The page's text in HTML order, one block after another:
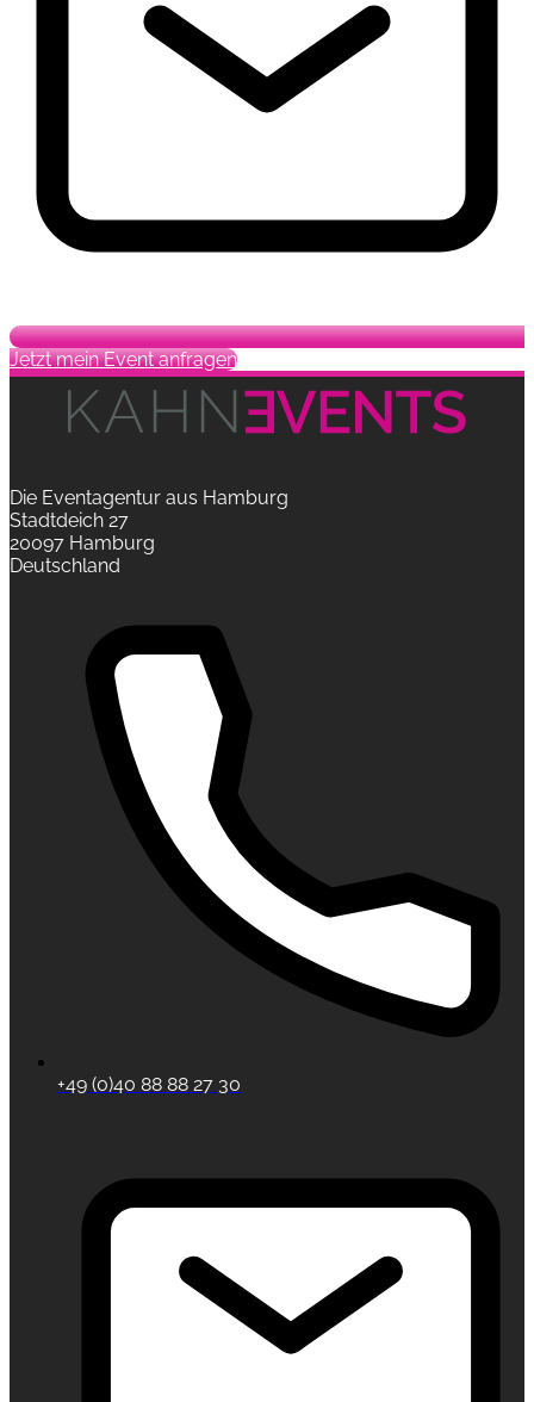
Jetzt mein Event anfragen
Die Eventagentur aus Hamburg
Stadtdeich 27
20097 Hamburg
Deutschland
+49 (0)40 88 88 27 30